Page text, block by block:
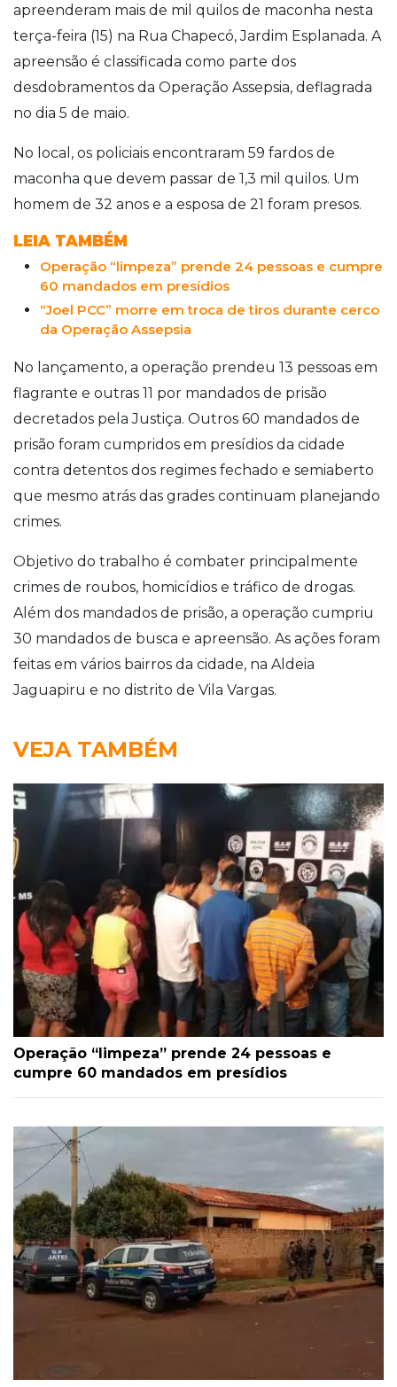
apreenderam mais de mil quilos de maconha nesta
terça-feira (15) na Rua Chapecó, Jardim Esplanada. A
apreensão é classificada como parte dos
desdobramentos da Operação Assepsia, deflagrada
no dia 5 de maio.
No local, os policiais encontraram 59 fardos de
maconha que devem passar de 1,3 mil quilos. Um
homem de 32 anos e a esposa de 21 foram presos.
LEIA TAMBÉM
Operação “limpeza” prende 24 pessoas e cumpre
60 mandados em presídios
“Joel PCC” morre em troca de tiros durante cerco
da Operação Assepsia
No lançamento, a operação prendeu 13 pessoas em
flagrante e outras 11 por mandados de prisão
decretados pela Justiça. Outros 60 mandados de
prisão foram cumpridos em presídios da cidade
contra detentos dos regimes fechado e semiaberto
que mesmo atrás das grades continuam planejando
crimes.
Objetivo do trabalho é combater principalmente
crimes de roubos, homicídios e tráfico de drogas.
Além dos mandados de prisão, a operação cumpriu
30 mandados de busca e apreensão. As ações foram
feitas em vários bairros da cidade, na Aldeia
Jaguapiru e no distrito de Vila Vargas.
VEJA TAMBÉM
Operação “limpeza” prende 24 pessoas e
cumpre 60 mandados em presídios